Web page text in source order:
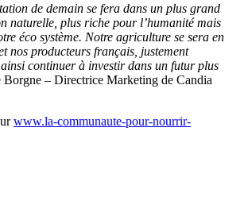
de demain se fera dans un plus grand
naturelle, plus riche pour l’humanité mais
éco système. Notre agriculture se sera en
nos producteurs français, justement
continuer à investir dans un futur plus
Borgne – Directrice Marketing de Candia
www.la-communaute-pour-nourrir-